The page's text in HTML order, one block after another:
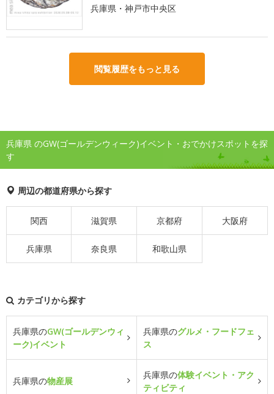
兵庫県・神戸市中央区
閲覧履歴をもっと見る
兵庫県 のGW(ゴールデンウィーク)イベント・おでかけスポットを探
す
周辺の都道府県から探す
関西 滋賀県 京都府 大阪府
兵庫県 奈良県 和歌山県
カテゴリから探す
兵庫県のGW(ゴールデンウィ
ーク)イベント
兵庫県のグルメ・フードフェ
ス
兵庫県の物産展
兵庫県の体験イベント・アク
ティビティ